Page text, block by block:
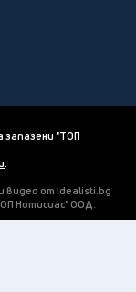
запазени "ТОП
.
видео от Idealisti.bg
Нотисиас" ООД.